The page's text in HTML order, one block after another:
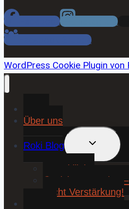
Facebook Instagram
Facebook Gruppe
WordPress Cookie Plugin von
Über uns
Roki Blog
❤️ Rokiliebe
⚽ KickStart 25/26
sucht Verstärkung!